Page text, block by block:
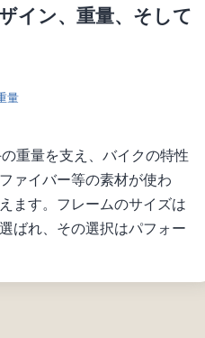
イン、重量、そして
量
重量を支え、バイクの特性
ァイバー等の素材が使わ
ます。フレームのサイズは
ばれ、その選択はパフォー